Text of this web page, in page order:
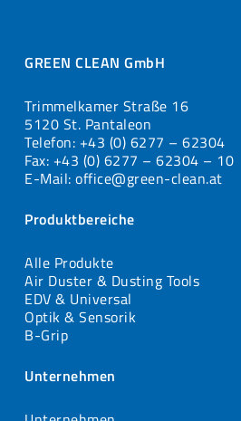
GREEN CLEAN GmbH
Trimmelkamer Straße 16
5120 St. Pantaleon
Telefon: +43 (0) 6277 – 62304
Fax: +43 (0) 6277 – 62304 – 10
E-Mail: office@green-clean.at
Produktbereiche
Alle Produkte
Air Duster & Dusting Tools
EDV & Universal
Optik & Sensorik
B-Grip
Unternehmen